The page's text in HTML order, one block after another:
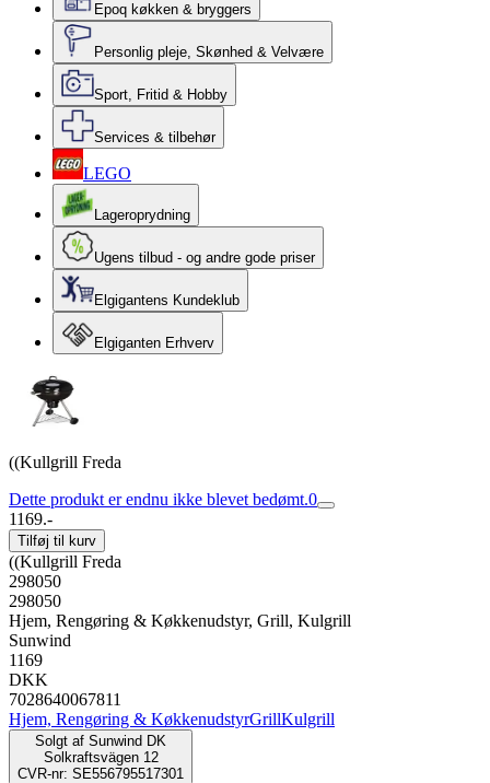
Epoq køkken & bryggers
Personlig pleje, Skønhed & Velvære
Sport, Fritid & Hobby
Services & tilbehør
LEGO
Lageroprydning
Ugens tilbud - og andre gode priser
Elgigantens Kundeklub
Elgiganten Erhverv
((Kullgrill Freda
Dette produkt er endnu ikke blevet bedømt.0
1169.-
Tilføj til kurv
((Kullgrill Freda
298050
298050
Hjem, Rengøring & Køkkenudstyr, Grill, Kulgrill
Sunwind
1169
DKK
7028640067811
Hjem, Rengøring & KøkkenudstyrGrillKulgrill
Solgt af Sunwind DK
Solkraftsvägen 12
CVR-nr: SE556795517301